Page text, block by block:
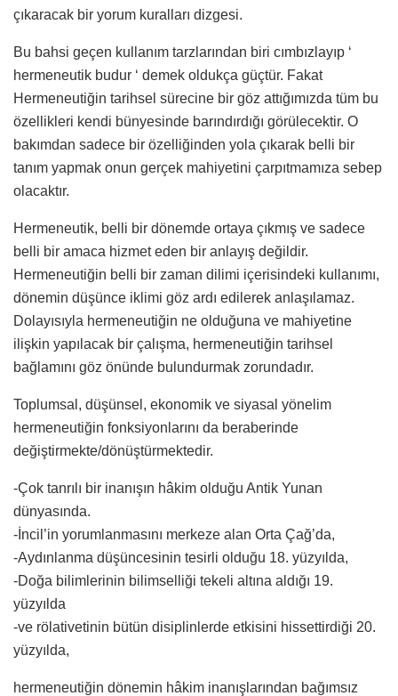
çıkaracak bir yorum kuralları dizgesi.
Bu bahsi geçen kullanım tarzlarından biri cımbızlayıp ‘
hermeneutik budur ‘ demek oldukça güçtür. Fakat
Hermeneutiğin tarihsel sürecine bir göz attığımızda tüm bu
özellikleri kendi bünyesinde barındırdığı görülecektir. O
bakımdan sadece bir özelliğinden yola çıkarak belli bir
tanım yapmak onun gerçek mahiyetini çarpıtmamıza sebep
olacaktır.
Hermeneutik, belli bir dönemde ortaya çıkmış ve sadece
belli bir amaca hizmet eden bir anlayış değildir.
Hermeneutiğin belli bir zaman dilimi içerisindeki kullanımı,
dönemin düşünce iklimi göz ardı edilerek anlaşılamaz.
Dolayısıyla hermeneutiğin ne olduğuna ve mahiyetine
ilişkin yapılacak bir çalışma, hermeneutiğin tarihsel
bağlamını göz önünde bulundurmak zorundadır.
Toplumsal, düşünsel, ekonomik ve siyasal yönelim
hermeneutiğin fonksiyonlarını da beraberinde
değiştirmekte/dönüştürmektedir.
-Çok tanrılı bir inanışın hâkim olduğu Antik Yunan
dünyasında.
-İncil’in yorumlanmasını merkeze alan Orta Çağ’da,
-Aydınlanma düşüncesinin tesirli olduğu 18. yüzyılda,
-Doğa bilimlerinin bilimselliği tekeli altına aldığı 19.
yüzyılda
-ve rölativetinin bütün disiplinlerde etkisini hissettirdiği 20.
yüzyılda,
hermeneutiğin dönemin hâkim inanışlarından bağımsız